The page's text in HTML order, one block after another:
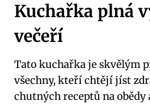
Kuchařka plná
večeří
Tato kuchařka je skvělým
všechny, kteří chtějí jíst
chutných receptů na obědy